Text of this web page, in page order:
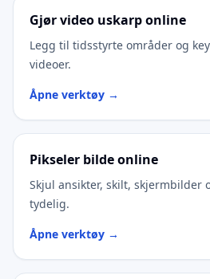
Gjør video uskarp online
Legg til tidsstyrte områder og
videoer.
Åpne verktøy →
Pikseler bilde online
Skjul ansikter, skilt, skjermbilder
tydelig.
Åpne verktøy →